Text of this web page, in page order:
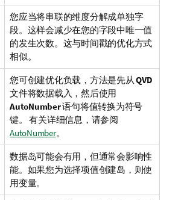
您应当将串联的维度分解成单独字
段。这样会减少在您的字段中唯一值
的发生次数。这与时间戳的优化方式
相似。
您可创建优化负载，方法是先从QVD
文件将数据载入，然后使用
AutoNumber语句将值转换为符号
键。
有关详细信息，请参阅
AutoNumber。
数据岛可能会有用，但通常会影响性
能。如果您为选择项值创建岛，则使
用变量。